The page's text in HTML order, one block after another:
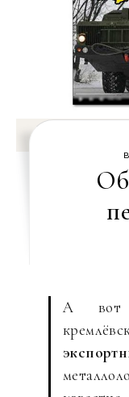
А вот